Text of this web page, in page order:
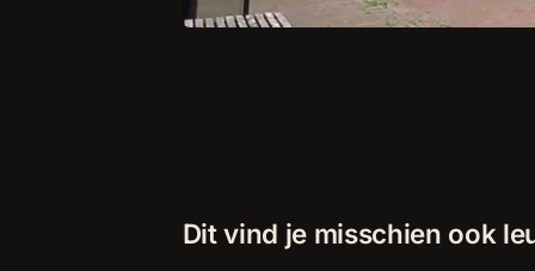
Dit vind je misschien ook